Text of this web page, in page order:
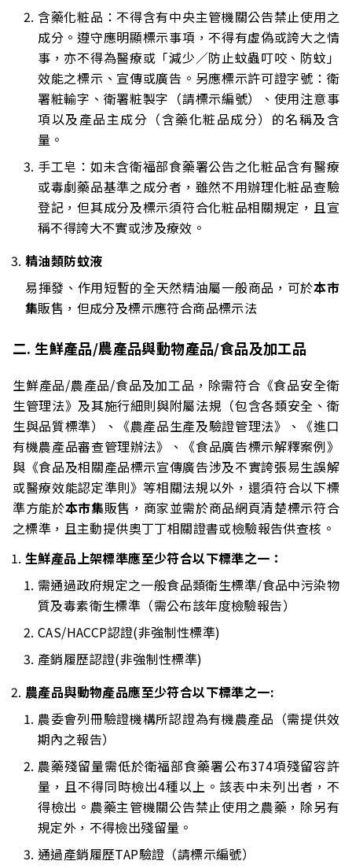
含藥化粧品：不得含有中央主管機關公告禁止使用之
成分。遵守應明顯標示事項，不得有虛偽或誇大之情
事，亦不得為醫療或「減少／防止蚊蟲叮咬、防蚊」
效能之標示、宣傳或廣告。另應標示許可證字號：衛
署粧輸字、衛署粧製字（請標示編號）、使用注意事
項以及產品主成分（含藥化粧品成分）的名稱及含
量。
手工皂：如未含衛福部食藥署公告之化粧品含有醫療
或毒劇藥品基準之成分者，雖然不用辦理化粧品查驗
登記，但其成分及標示須符合化粧品相關規定，且宣
稱不得誇大不實或涉及療效。
精油類防蚊液
易揮發、作用短暫的全天然精油屬一般商品，可於本市
集販售，但成分及標示應符合商品標示法
二. 生鮮產品/農產品與動物產品/食品及加工品
生鮮產品/農產品/食品及加工品，除需符合《食品安全衛
生管理法》及其施行細則與附屬法規（包含各類安全、衛
生與品質標準）、《農產品生產及驗證管理法》、《進口
有機農產品審查管理辦法》、《食品廣告標示解釋案例》
與《食品及相關產品標示宣傳廣告涉及不實誇張易生誤解
或醫療效能認定準則》等相關法規以外，還須符合以下標
準方能於本市集販售，商家並需於商品網頁清楚標示符合
之標準，且主動提供奧丁丁相關證書或檢驗報告供查核。
生鮮產品上架標準應至少符合以下標準之一：
需通過政府規定之一般食品類衛生標準/食品中污染物
質及毒素衛生標準（需公布該年度檢驗報告）
CAS/HACCP認證(非強制性標準)
產銷履歷認證(非強制性標準)
農產品與動物產品應至少符合以下標準之一:
農委會列冊驗證機構所認證為有機農產品（需提供效
期內之報告）
農藥殘留量需低於衛福部食藥署公布374項殘留容許
量，且不得同時檢出4種以上。該表中未列出者，不
得檢出。農藥主管機關公告禁止使用之農藥，除另有
規定外，不得檢出殘留量。
通過產銷履歷TAP驗證（請標示編號）